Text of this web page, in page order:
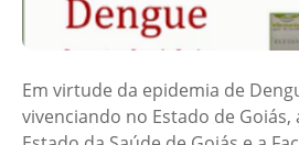
Em virtude da epidemia de
vivenciando no Estado de Goiás,